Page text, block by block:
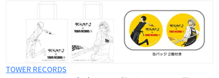
TOWER RECORDS